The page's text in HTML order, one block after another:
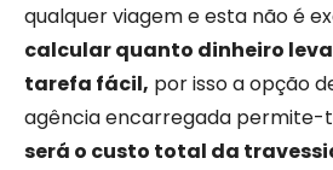
qualquer viagem e esta não é
calcular quanto dinheiro
tarefa fácil, por isso a opção
agência encarregada permite-
será o custo total da